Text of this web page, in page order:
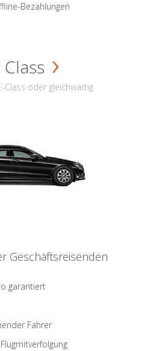
Bezahlungen
Class oder gleichwärtig
Geschäftsreisenden
garantiert
Fahrer